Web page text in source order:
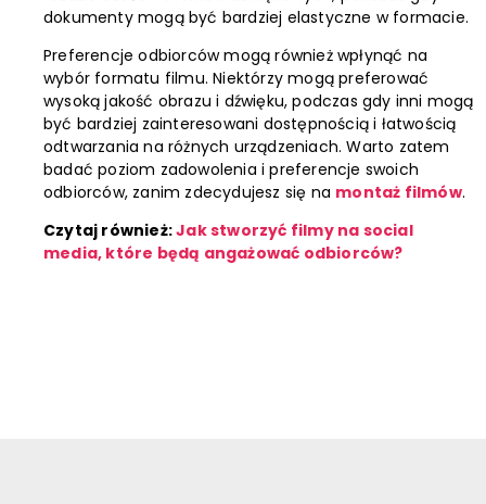
dokumenty mogą być bardziej elastyczne w formacie.
Preferencje odbiorców mogą również wpłynąć na
wybór formatu filmu. Niektórzy mogą preferować
wysoką jakość obrazu i dźwięku, podczas gdy inni mogą
być bardziej zainteresowani dostępnością i łatwością
odtwarzania na różnych urządzeniach. Warto zatem
badać poziom zadowolenia i preferencje swoich
odbiorców, zanim zdecydujesz się na montaż filmów.
Czytaj również:Jak stworzyć filmy na social
media, które będą angażować odbiorców?